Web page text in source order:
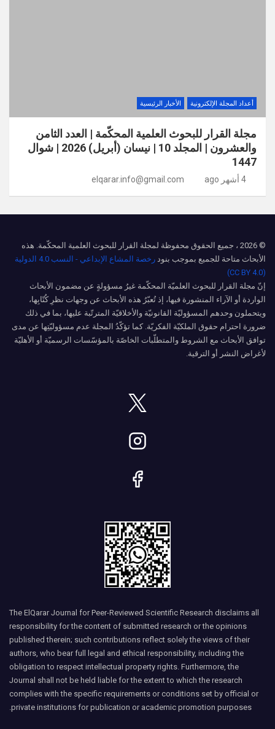
أعداد المجلة الإلكترونية الأخبار الرئيسية
مجلة القرار للبحوث العلمية المحكّمة | العدد الثامن
والعشرون | المجلد 10 | نيسان (أبريل) 2026 | شوال
1447
4 أشهر ago elqarar.info@gmail.com
© 2026 ، جميع الحقوق محفوظة لمجلة القرار للبحوث العلمية المحكّمة. هذه
الأبحاث متاحة للجميع بموجب بنود
رخصة المشاع الإبداعي - النسب 4.0 الدولية
(CC BY 4.0)
إنّ مجلة القرار للبحوث العلميّة المحكّمة غيرُ مسؤولةٍ عن مضمون الأبحاث
الواردة أو الآراء المنشورة فيها، إذ تُعبّرُ هذه الأبحاث عن وجهات نظرِ كُتّابِها،
ويتحملون وحدهم المسؤوليّة القانونيّة والأخلاقيّة المترتّبة عليها، بما في ذلك
ضرورة احترام حقوق الملكيّة الفكريّة. كما تؤكّدُ المجلة عدم مسؤوليّتِها عن مدى
توافق الأبحاث مع الشروط والمتطلّبات الخاصّة بالمؤسّسات الرسميّة أو الأهليّة
لأغراض النشر أو الترقية.
The ElQarar Journal for Peer-Reviewed Scientific Research disclaims all
responsibility for the content of submitted research or the opinions
published therein; such contributions reflect solely the views of their
authors, who bear full legal and ethical responsibility, including the
obligation to respect intellectual property rights. Furthermore, the
Journal shall not be held liable for the extent to which the research
complies with the specific requirements or conditions set by official or
private institutions for publication or academic promotion purposes.